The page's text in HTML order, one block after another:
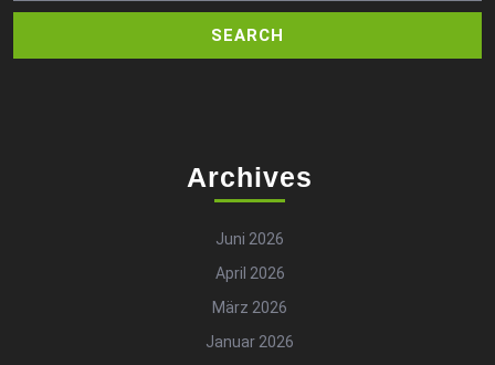
Archives
Juni 2026
April 2026
März 2026
Januar 2026